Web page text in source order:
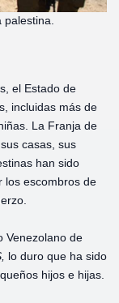
el Estado de
incluidas más de
La Franja de
casas, sus
han sido
los escombros de
Venezolano de
lo duro que ha sido
hijos e hijas.